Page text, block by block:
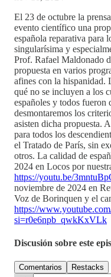
El 23 de octubre la
evento científico una
española reparativa para
singularísima y
Prof. Rafael Maldonado
propuesta en varios
afines con la hispanidad.
qué no se incluyen a los
españoles y todos
desmontaremos los
asisten dicha propuesta.
para todos los
el Tratado de París, sin
otros. La calidad de
2024 en Locos por
https://youtu.be/
noviembre de 2024 en
Voz de Borinquen y el
https://
si=r0e6npb_qwkKxVLk
Discusión sobre este
Comentarios Restacks